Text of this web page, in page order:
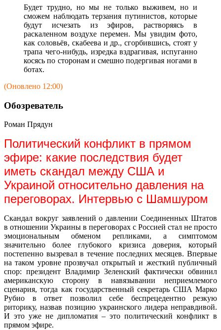
Будет трудно, но мы не только выживем, но и
сможем наблюдать терзания путинистов, которые
будут исчезать из эфиров, растворяясь в
раскаленном воздухе перемен. Мы увидим фото,
как соловьёв, скабеева и др., сгорбившись, стоят у
трапа чего-нибудь, изредка вздрагивая, испуганно
косясь по сторонам и смешно подергивая ногами в
ботах.
(Оновлено 12:00)
Обозреватель
Роман Прядун
Политический конфликт в прямом
эфире: какие последствия будет
иметь скандал между США и
Украиной относительно давления на
переговорах. Интервью с Шамшуром
Скандал вокруг заявлений о давлении Соединенных Штатов
в отношении Украины в переговорах с Россией стал не просто
эмоциональным обменом репликами, а симптомом
значительно более глубокого кризиса доверия, который
постепенно вызревал в течение последних месяцев. Впервые
на таком уровне прозвучал открытый и жесткий публичный
спор: президент Владимир Зеленский фактически обвинил
американскую сторону в навязывании неприемлемого
сценария, тогда как государственный секретарь США Марко
Рубио в ответ позволил себе беспрецедентно резкую
риторику, назвав позицию украинского лидера неправдивой.
И это уже не дипломатия – это политический конфликт в
прямом эфире.